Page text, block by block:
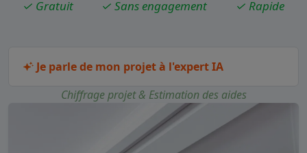
✓ Gratuit ✓ Sans engagement ✓ Rapide
Je parle de mon projet à l'expert IA
Chiffrage projet & Estimation des aides